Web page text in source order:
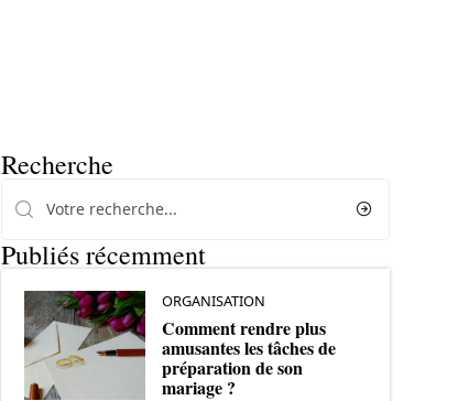
Recherche
Publiés récemment
ORGANISATION
Comment rendre plus
amusantes les tâches de
préparation de son
mariage ?